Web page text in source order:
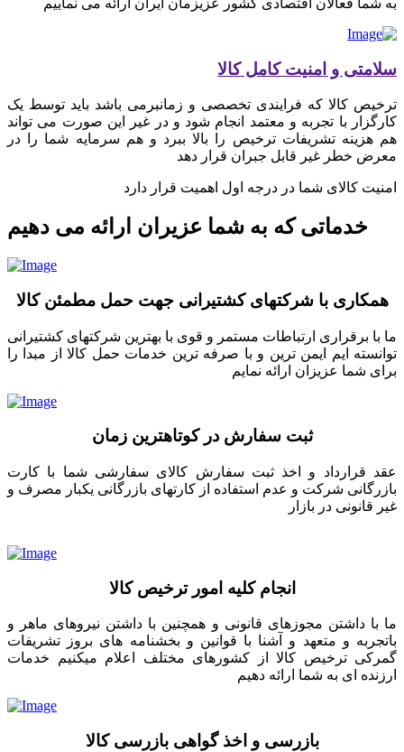
سلامتی و امنیت کامل کالا
ترخیص کالا که فرایندی تخصصی و زمانبرمی باشد باید توسط یک
کارگزار با تجربه و معتمد انجام شود و در غیر این صورت می تواند
هم هزینه تشریفات ترخیص را بالا ببرد و هم سرمایه شما را در
معرض خطر غیر قابل جبران قرار دهد
امنیت کالای شما در درجه اول اهمیت قرار دارد
خدماتی که به شما عزیران ارائه می دهیم
همکاری با شرکتهای کشتیرانی جهت حمل مطمئن کالا
ما با برقراری ارتباطات مستمر و قوی با بهترین شرکتهای کشتیرانی
توانسته ایم ایمن ترین و با صرفه ترین خدمات حمل کالا از مبدا را
برای شما عزیزان ارائه نمایم
ثبت سفارش در کوتاهترین زمان
عقد قرارداد و اخذ ثبت سفارش کالای سفارشی شما با کارت
بازرگانی شرکت و عدم استفاده از کارتهای بازرگانی یکبار مصرف و
غیر قانونی در بازار
انجام کلیه امور ترخیص کالا
ما با داشتن مجوزهای قانونی و همچنین با داشتن نیروهای ماهر و
باتجربه و متعهد و آشنا با قوانین و بخشنامه های بروز تشریفات
گمرکی ترخیص کالا از کشورهای مختلف اعلام میکنیم خدمات
ارزنده ای به شما ارائه دهیم
بازرسی و اخذ گواهی بازرسی کالا